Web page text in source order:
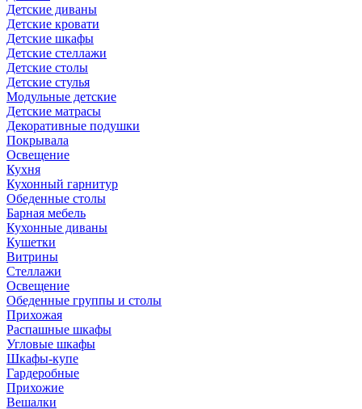
Детские диваны
Детские кровати
Детские шкафы
Детские стеллажи
Детские столы
Детские стулья
Модульные детские
Детские матрасы
Декоративные подушки
Покрывала
Освещение
Кухня
Кухонный гарнитур
Обеденные столы
Барная мебель
Кухонные диваны
Кушетки
Витрины
Стеллажи
Освещение
Обеденные группы и столы
Прихожая
Распашные шкафы
Угловые шкафы
Шкафы-купе
Гардеробные
Прихожие
Вешалки